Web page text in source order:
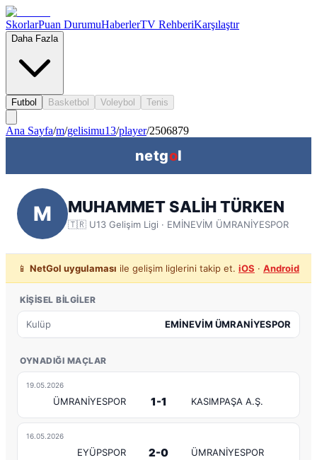
SkorlarPuan DurumuHaberlerTV RehberiKarşılaştır
Daha Fazla
Futbol Basketbol Voleybol Tenis
Ana Sayfa/m/gelisimu13/player/2506879
netgol
M MUHAMMET SALİH TÜRKEN
🇹🇷 U13 Gelişim Ligi · EMİNEVİM ÜMRANİYESPOR
📱 NetGol uygulaması ile gelişim liglerini takip et. iOS · Android
KIŞISEL BILGILER
Kulüp EMİNEVİM ÜMRANİYESPOR
OYNADIĞI MAÇLAR
19.05.2026
ÜMRANİYESPOR 1-1 KASIMPAŞA A.Ş.
16.05.2026
EYÜPSPOR 2-0 ÜMRANİYESPOR